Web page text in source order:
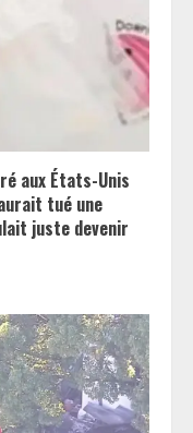
aux États-Unis
tué une
juste devenir